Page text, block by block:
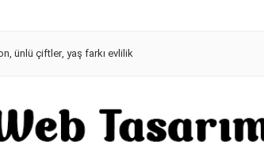
, ünlü çiftler, yaş farkı evlilik